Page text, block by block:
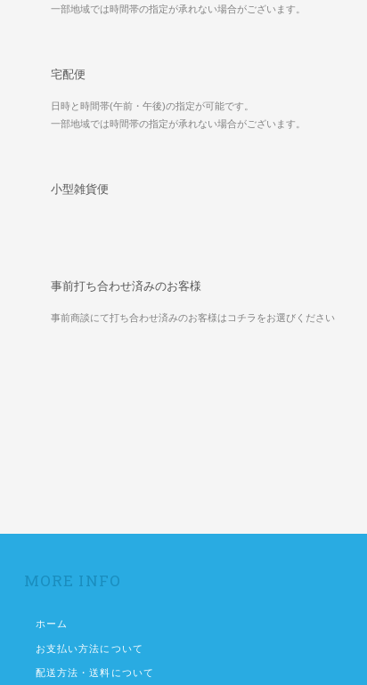
一部地域では時間帯の指定が承れない場合がございます。
宅配便
日時と時間帯(午前・午後)の指定が可能です。
一部地域では時間帯の指定が承れない場合がございます。
小型雑貨便
事前打ち合わせ済みのお客様
事前商談にて打ち合わせ済みのお客様はコチラをお選びください
MORE INFO
ホーム
お支払い方法について
配送方法・送料について